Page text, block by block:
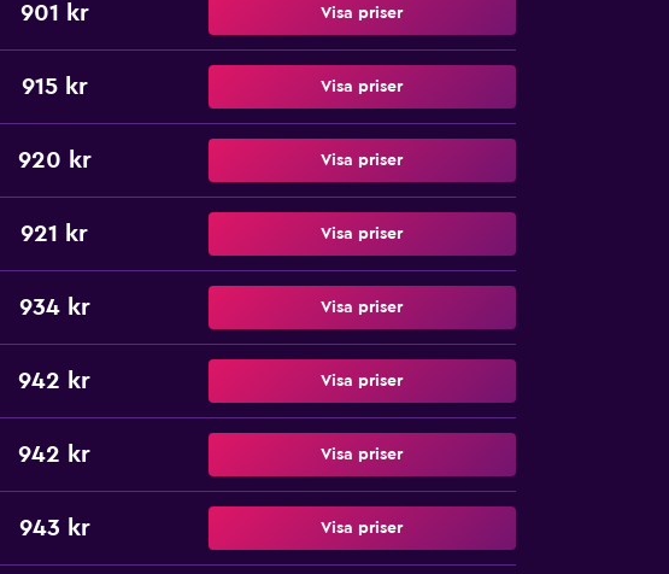
901 kr Visa priser
915 kr Visa priser
920 kr Visa priser
921 kr Visa priser
934 kr Visa priser
942 kr Visa priser
942 kr Visa priser
943 kr Visa priser